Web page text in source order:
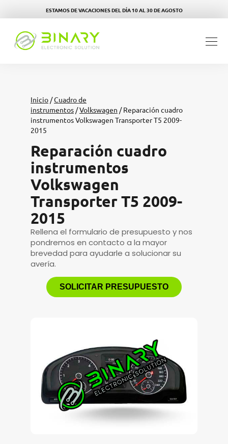
ESTAMOS DE VACACIONES DEL DÍA 10 AL 30 DE AGOSTO
Inicio /Cuadro de
instrumentos /Volkswagen / Reparación cuadro
instrumentos Volkswagen Transporter T5 2009-
2015
Reparación cuadro
instrumentos
Volkswagen
Transporter T5 2009-
2015
Rellena el formulario de presupuesto y nos
pondremos en contacto a la mayor
brevedad para ayudarle a solucionar su
avería.
SOLICITAR PRESUPUESTO